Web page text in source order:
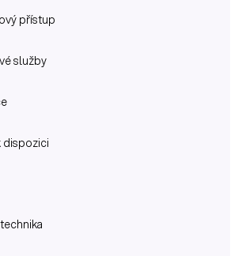
přístup
služby
dispozici